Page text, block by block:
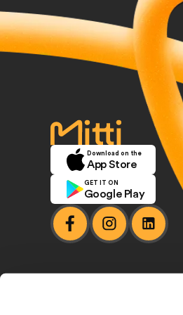
inicio
Download on the
App Store
GET IT ON
Google Play
facebookinstagramlinkedin